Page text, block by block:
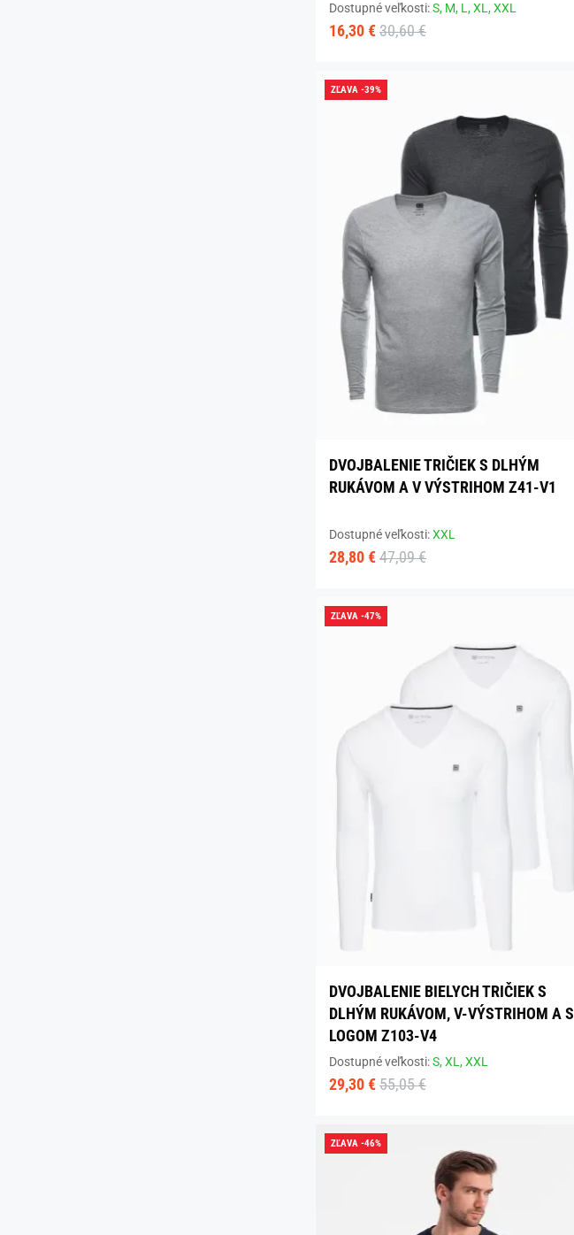
Dostupné veľkosti:S, M, L,XL,XXL
16,30 € 30,60 €
ZĽAVA -39%
DVOJBALENIE TRIČIEK S DLHÝM
RUKÁVOM A V VÝSTRIHOM Z41-V1
Dostupné veľkosti:XXL
28,80 € 47,09 €
ZĽAVA -47%
DVOJBALENIE BIELYCH TRIČIEK S
DLHÝM RUKÁVOM, V-VÝSTRIHOM A S
LOGOM Z103-V4
Dostupné veľkosti:S,XL,XXL
29,30 € 55,05 €
ZĽAVA -46%